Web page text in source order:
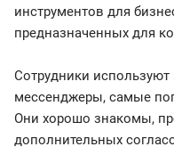
инструментов для
предназначенных для
Сотрудники
мессенджеры, самые
Они хорошо знакомы,
дополнительных